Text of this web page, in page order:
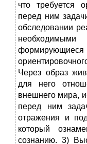
что требуется
перед ним
обследовании
Через образ
для него
внешнего мира,
перед ним
отражения и
который
сознанию. 3)